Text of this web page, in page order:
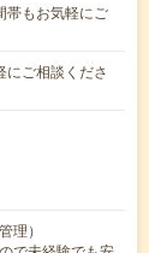
もお気軽にご
ご相談くださ
理）